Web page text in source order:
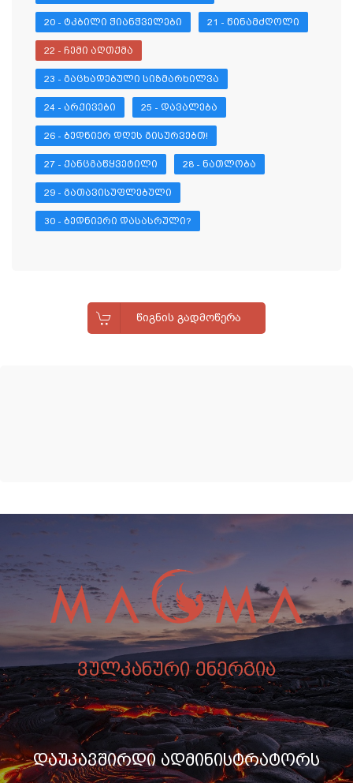
20 - ᲢᲙᲑᲘᲚᲘ ᲭᲘᲐᲜᲭᲕᲔᲚᲔᲑᲘ 21 - ᲬᲘᲜᲐᲛᲫᲦᲝᲚᲘ
22 - ᲩᲔᲛᲘ ᲐᲦᲗᲥᲛᲐ
23 - ᲒᲐᲪᲮᲐᲓᲔᲑᲣᲚᲘ ᲡᲘᲖᲛᲐᲠᲮᲘᲚᲕᲐ
24 - ᲐᲠᲥᲘᲕᲔᲑᲘ 25 - ᲓᲐᲕᲐᲚᲔᲑᲐ
26 - ᲑᲔᲓᲜᲘᲔᲠ ᲓᲦᲔᲡ ᲒᲘᲡᲣᲠᲕᲔᲑᲗ!
27 - ᲥᲐᲜᲪᲒᲐᲬᲧᲕᲔᲢᲘᲚᲘ 28 - ᲜᲐᲗᲚᲝᲑᲐ
29 - ᲒᲐᲗᲐᲕᲘᲡᲣᲤᲚᲔᲑᲣᲚᲘ
30 - ᲑᲔᲓᲜᲘᲔᲠᲘ ᲓᲐᲡᲐᲡᲠᲣᲚᲘ?
ᲬᲘᲒᲜᲘᲡ ᲒᲐᲓᲛᲝᲬᲔᲠᲐ
ვულკანური ენერგია
დაუკავშირდი ადმინისტრატორს